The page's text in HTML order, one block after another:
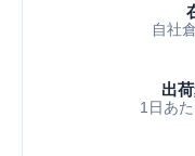
自社
出
1日あ